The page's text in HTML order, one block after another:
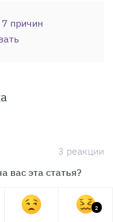
причин
3 реакции
вас эта статья?
2